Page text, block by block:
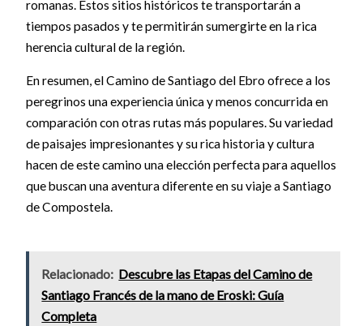
romanas. Estos sitios históricos te transportarán a
tiempos pasados y te permitirán sumergirte en la rica
herencia cultural de la región.
En resumen, el Camino de Santiago del Ebro ofrece a los
peregrinos una experiencia única y menos concurrida en
comparación con otras rutas más populares. Su variedad
de paisajes impresionantes y su rica historia y cultura
hacen de este camino una elección perfecta para aquellos
que buscan una aventura diferente en su viaje a Santiago
de Compostela.
Relacionado: Descubre las Etapas del Camino de
Santiago Francés de la mano de Eroski: Guía
Completa